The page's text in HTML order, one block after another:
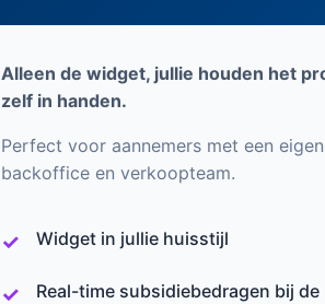
Alleen de widget, jullie houden het
zelf in handen.
Perfect voor aannemers met een eigen
backoffice en verkoopteam.
Widget in jullie huisstijl
Real-time subsidiebedragen bij de